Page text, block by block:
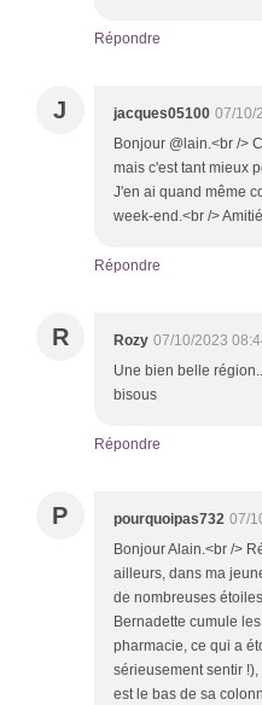
Répondre
J jacques05100 07/10/
Bonjour @lain.<br />
mais c'est tant mieux
J'en ai quand même
week-end.<br />
Répondre
R Rozy 07/10/2023
Une bien belle
bisous
Répondre
P pourquoipas732 07/
Bonjour Alain.<br />
ailleurs, dans ma
de nombreuses
Bernadette cumule
pharmacie, ce qui a
sérieusement sentir
est le bas de sa